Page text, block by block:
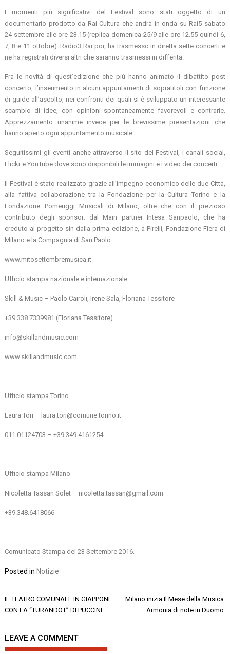
I momenti più significativi del Festival sono stati oggetto di un
documentario prodotto da Rai Cultura che andrà in onda su Rai5 sabato
24 settembre alle ore 23.15 (replica domenica 25/9 alle ore 12.55 quindi 6,
7, 8 e 11 ottobre). Radio3 Rai poi, ha trasmesso in diretta sette concerti e
ne ha registrati diversi altri che saranno trasmessi in differita.
Fra le novità di quest’edizione che più hanno animato il dibattito post
concerto, l’inserimento in alcuni appuntamenti di sopratitoli con funzione
di guide all’ascolto, nei confronti dei quali si è sviluppato un interessante
scambio di idee, con opinioni spontaneamente favorevoli e contrarie.
Apprezzamento unanime invece per le brevissime presentazioni che
hanno aperto ogni appuntamento musicale.
Seguitissimi gli eventi anche attraverso il sito del Festival, i canali social,
Flickr e YouTube dove sono disponibili le immagini e i video dei concerti.
Il Festival è stato realizzato grazie all’impegno economico delle due Città,
alla fattiva collaborazione tra la Fondazione per la Cultura Torino e la
Fondazione Pomeriggi Musicali di Milano, oltre che con il prezioso
contributo degli sponsor: dal Main partner Intesa Sanpaolo, che ha
creduto al progetto sin dalla prima edizione, a Pirelli, Fondazione Fiera di
Milano e la Compagnia di San Paolo.
www.mitosettembremusica.it
Ufficio stampa nazionale e internazionale
Skill & Music – Paolo Cairoli, Irene Sala, Floriana Tessitore
+39.338.7339981 (Floriana Tessitore)
info@skillandmusic.com
www.skillandmusic.com
Ufficio stampa Torino
Laura Tori – laura.tori@comune.torino.it
011.01124703 – +39.349.4161254
Ufficio stampa Milano
Nicoletta Tassan Solet – nicoletta.tassan@gmail.com
+39.348.6418066
Comunicato Stampa del 23 Settembre 2016.
Posted in Notizie
Navigazione
articoli
IL TEATRO COMUNALE IN GIAPPONE
CON LA “TURANDOT” DI PUCCINI
Milano inizia Il Mese della Musica:
Armonia di note in Duomo.
LEAVE A COMMENT